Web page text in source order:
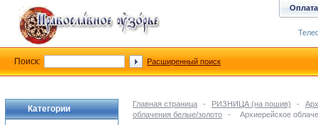
Главная страница - РИЗНИЦА (на пошив) -
облачения белые/золото
- Архиерейское
Категории
Оплата
Поиск: Расширенный поиск